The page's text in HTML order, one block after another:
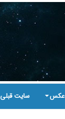
عکس سایت قبلی